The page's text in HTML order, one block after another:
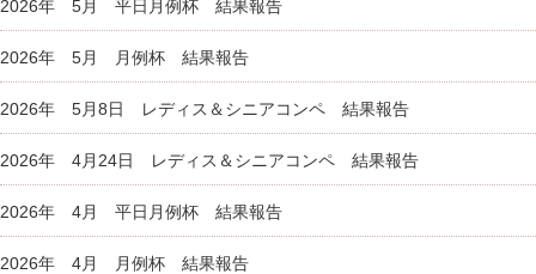
2026年 5月 平日月例杯 結果報告
2026年 5月 月例杯 結果報告
2026年 5月8日 レディス＆シニアコンペ 結果報告
2026年 4月24日 レディス＆シニアコンペ 結果報告
2026年 4月 平日月例杯 結果報告
2026年 4月 月例杯 結果報告